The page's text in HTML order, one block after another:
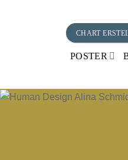
CHART
POSTER